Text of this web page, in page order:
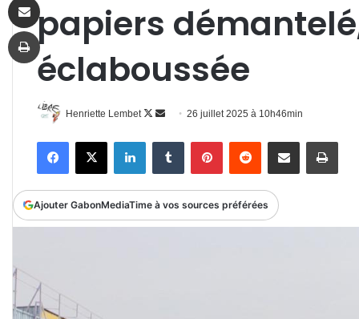
papiers
éclaboussée
Henriette Lembet
Follow
Envoyer
courriel
26 juillet 2025 à 10h46min
FacebookX LinkedinTumblr PinterestReddit Partager par email
Ajouter GabonMediaTime à vos sources préférées
Imprimer